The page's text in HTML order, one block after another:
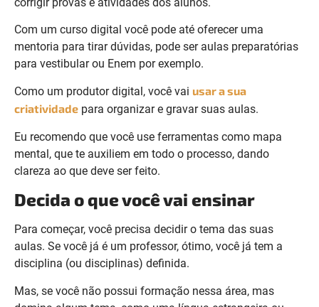
Com um curso digital você pode até oferecer uma
mentoria para tirar dúvidas, pode ser aulas preparatórias
para vestibular ou Enem por exemplo.
Como um produtor digital, você vai usar a sua
criatividade para organizar e gravar suas aulas.
Eu recomendo que você use ferramentas como mapa
mental, que te auxiliem em todo o processo, dando
clareza ao que deve ser feito.
Decida o que você vai ensinar
Para começar, você precisa decidir o tema das suas
aulas. Se você já é um professor, ótimo, você já tem a
disciplina (ou disciplinas) definida.
Mas, se você não possui formação nessa área, mas